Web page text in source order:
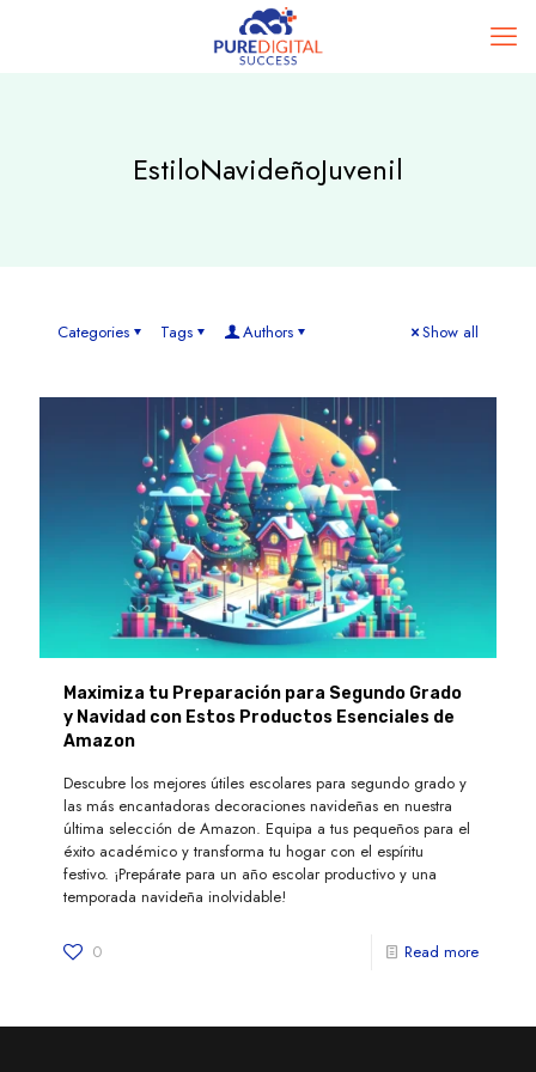
EstiloNavideñoJuvenil
Categories Tags Authors Show all
Maximiza tu Preparación para Segundo Grado
y Navidad con Estos Productos Esenciales de
Amazon
Descubre los mejores útiles escolares para segundo grado y
las más encantadoras decoraciones navideñas en nuestra
última selección de Amazon. Equipa a tus pequeños para el
éxito académico y transforma tu hogar con el espíritu
festivo. ¡Prepárate para un año escolar productivo y una
temporada navideña inolvidable!
0 Read more